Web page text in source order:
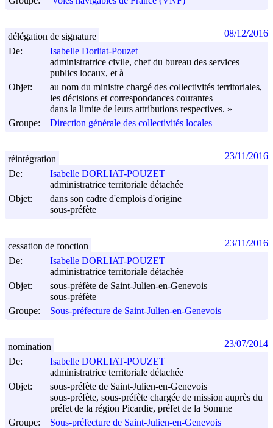
De:
Isabelle Dorliat-Pouzet
administratrice civile, chef du bureau des services
publics locaux, et à
Objet:
au nom du ministre chargé des collectivités territoriales,
les décisions et correspondances courantes
dans la limite de leurs attributions respectives. »
Groupe:
Direction générale des collectivités locales
délégation de signature 08/12/2016
De:
Isabelle DORLIAT-POUZET
administratrice territoriale détachée
Objet:
dans son cadre d'emplois d'origine
sous-préfète
réintégration 23/11/2016
De:
Isabelle DORLIAT-POUZET
administratrice territoriale détachée
Objet:
sous-préfète de Saint-Julien-en-Genevois
sous-préfète
Groupe:
Sous-préfecture de Saint-Julien-en-Genevois
cessation de fonction 23/11/2016
De:
Isabelle DORLIAT-POUZET
administratrice territoriale détachée
Objet:
sous-préfète de Saint-Julien-en-Genevois
sous-préfète, sous-préfète chargée de mission auprès du
préfet de la région Picardie, préfet de la Somme
Groupe:
Sous-préfecture de Saint-Julien-en-Genevois
nomination 23/07/2014